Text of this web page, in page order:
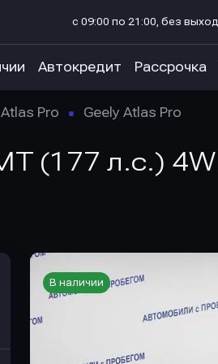
с 09:00 по 21:00, без
Автокредит Рассрочка
Atlas Pro Geely Atlas Pro
(177 л.с.)
В наличии